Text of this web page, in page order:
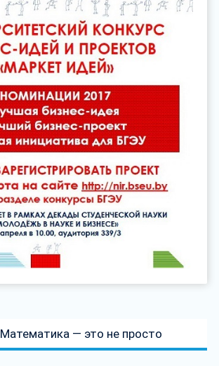
запись:
Математика — это не просто